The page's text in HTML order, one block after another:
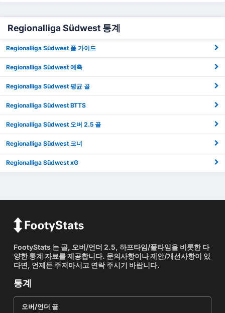
Regionalliga Südwest 통계
Regionalliga Südwest 폼 가이드
Regionalliga Südwest 예측
Regionalliga Südwest 평균 골
Regionalliga Südwest BTTS
Regionalliga Südwest 오버 2.5 골
Regionalliga Südwest 코너
Regionalliga Südwest xG
FootyStats 는 골, 오버/언더 2.5, 하프타임/풀타임을 비롯한 다
양한 통계 자료를 제공합니다. 문의사항이나 제안/개선사항이 있
다면, 언제든 주저마시고 연락 주시기 바랍니다.
통계
오버/언더 골